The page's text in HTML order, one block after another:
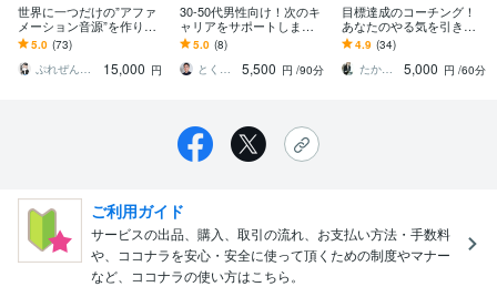
世界に一つだけの”アファ
メーション音源”を作りま
す 聴くだけでOK！あなた
の人生を加速的に変化さ
せる強力音源
5.0 (73)
ぷれぜん仙人
15,000 円
30-50代男性向け！次のキ
ャリアをサポートします
頭の中スッキリ！キャリ
アコーチングで人生を一
歩先へ！
5.0 (8)
とく｜社長専属の壁打ち相手｜直感を戦略へ
5,500 円 /90分
目標達成のコーチング！
あなたのやる気を引き出
します 達成したい目標が
あるけれど、一歩目を踏
み出せないあなたへ！
4.9 (34)
たかぎコーチ【習慣化サポーター】
5,000 円 /60分
ご利用ガイド
サービスの出品、購入、取引の流れ、お支払い方法・手数料
や、ココナラを安心・安全に使って頂くための制度やマナー
など、ココナラの使い方はこちら。